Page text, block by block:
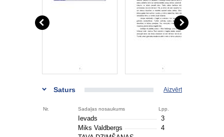
Saturs Aizvērt
Nr. Sadaļas nosaukums Lpp.
Ievads
3
Miks Valdbergs
4